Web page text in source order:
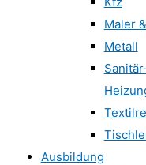
Maler
Metall
Ausbildung